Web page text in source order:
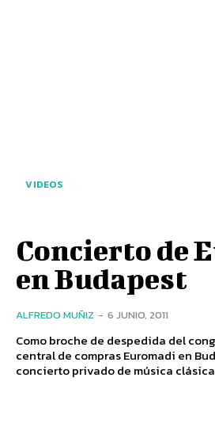
VIDEOS
Concierto de
en Budapest
ALFREDO MUÑIZ - 6 JUNIO, 2011
Como broche de despedida del
central de compras Euromadi en
concierto privado de música